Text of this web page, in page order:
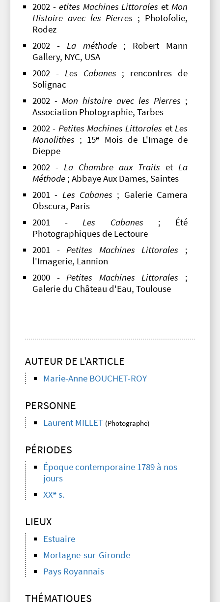
2002 - etites Machines Littorales etMon
Histoire avec les Pierres ; Photofolie,
Rodez
2002 - La méthode; Robert Mann
Gallery, NYC, USA
2002 - Les Cabanes ; rencontres de
Solignac
2002 - Mon histoire avec les Pierres ;
Association Photographie, Tarbes
2002 - Petites Machines Littorales etLes
Monolithes ; 15e
Mois de L'Image de
Dieppe
2002 - La Chambre aux Traits et La
Méthode ; Abbaye Aux Dames, Saintes
2001 - Les Cabanes ; Galerie Camera
Obscura, Paris
2001 -Les Cabanes ; Été
Photographiques de Lectoure
2001 -Petites Machines Littorales ;
l'Imagerie, Lannion
2000 -Petites Machines Littorales ;
Galerie du Château d'Eau, Toulouse
AUTEUR DE L'ARTICLE
Marie-Anne BOUCHET-ROY
PERSONNE
Laurent MILLET (Photographe)
PÉRIODES
Époque contemporaine 1789 à nos
jours
XXe s.
LIEUX
Estuaire
Mortagne-sur-Gironde
Pays Royannais
THÉMATIQUES